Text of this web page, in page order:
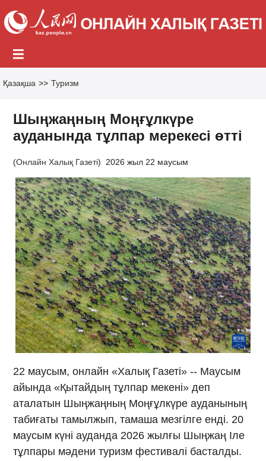
Қазақша >> Туризм
Шыңжаңның Моңғұлкүре
ауданында тұлпар мерекесі өтті
(Онлайн Халық Газеті) 2026 жыл 22 маусым
22 маусым, онлайн «Халық Газеті» -- Маусым
айында «Қытайдың тұлпар мекені» деп
аталатын Шыңжаңның Моңғұлкүре ауданының
табиғаты тамылжып, тамаша мезгілге енді. 20
маусым күні ауданда 2026 жылғы Шыңжаң Іле
тұлпары мәдени туризм фестивалі басталды.